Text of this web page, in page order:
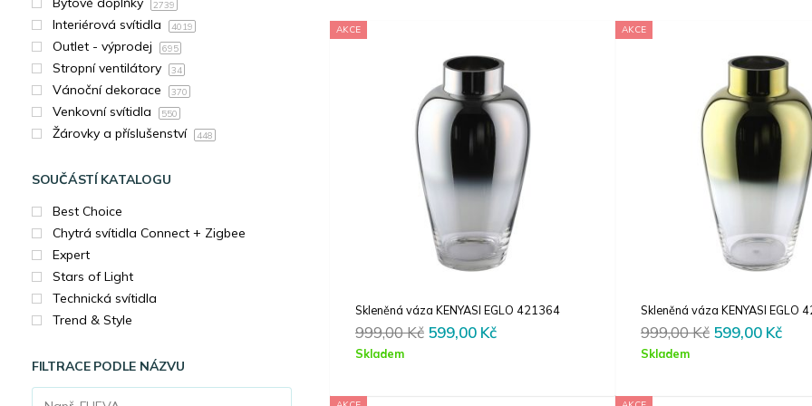
2739
Interiérová svítidla 4019
Outlet - výprodej 695
Stropní ventilátory 34
Vánoční dekorace 370
Venkovní svítidla 550
Žárovky a příslušenství 448
SOUČÁSTÍ KATALOGU
Best Choice
Chytrá svítidla Connect + Zigbee
Expert
Stars of Light
Technická svítidla
Trend & Style
FILTRACE PODLE NÁZVU
AKCE
Skleněná váza KENYASI EGLO 421364
999,00Kč Original
599,00 KčCurrent
Skladem
AKCE
Skleněná váza KENYASI EGLO
999,00Kč Original
599,00 Kč
Skladem